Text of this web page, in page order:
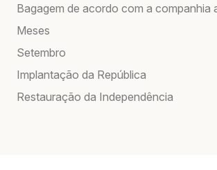
Bagagem de acordo com a companhia
Meses
Setembro
Implantação da República
Restauração da Independência